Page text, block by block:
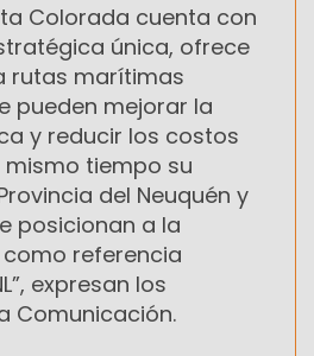
Colorada cuenta con
única, ofrece
rutas marítimas
pueden mejorar la
y reducir los costos
tiempo su
del Neuquén y
posicionan a la
referencia
expresan los
Comunicación.